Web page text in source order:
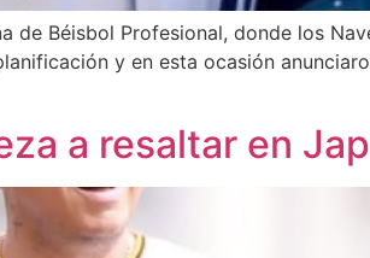
de Béisbol Profesional, donde los
y en esta ocasión
a resaltar en